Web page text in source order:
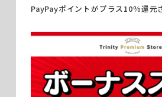
Online Store
PayPayポイントがプラス10％還元